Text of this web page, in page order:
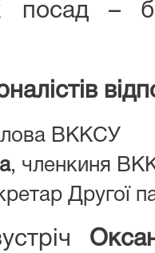
посад –
ВККСУ
, членкиня
Другої